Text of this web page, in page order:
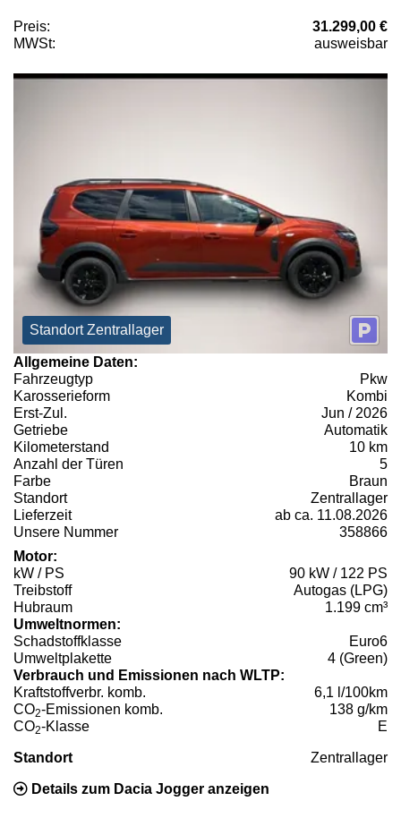
Preis:
31.299,00 €
MWSt:
ausweisbar
Standort Zentrallager
Allgemeine Daten:
Fahrzeugtyp
Pkw
Karosserieform
Kombi
Erst-Zul.
Jun / 2026
Getriebe
Automatik
Kilometerstand
10 km
Anzahl der Türen
5
Farbe
Braun
Standort
Zentrallager
Lieferzeit
ab ca. 11.08.2026
Unsere Nummer
358866
Motor:
kW / PS
90 kW / 122 PS
Treibstoff
Autogas (LPG)
Hubraum
1.199 cm³
Umweltnormen:
Schadstoffklasse
Euro6
Umweltplakette
4 (Green)
Verbrauch und Emissionen nach WLTP:
Kraftstoffverbr. komb.
6,1 l/100km
CO2-Emissionen komb.
138 g/km
CO2-Klasse E
Standort Zentrallager
Details zum Dacia Jogger anzeigen